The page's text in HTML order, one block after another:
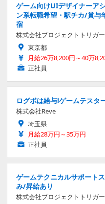
ゲーム向けUIデザイナーア
ン系転職希望・駅チカ/賞与
宿
株式会社プロジェクトトリガー
東京都
月給26万8,200円～40万
正社員
ログボは給与!ゲームテスタ
株式会社Reve
埼玉県
月給28万円～35万円
正社員
ゲームテクニカルサポート
み/昇給あり
株式会社プロジェクトトリガー